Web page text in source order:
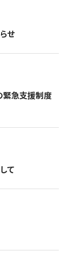
せ
緊急支援制度
て